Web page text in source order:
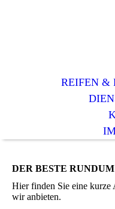
REIFEN &
DER BESTE
Hier finden Sie eine kurze
wir anbieten.